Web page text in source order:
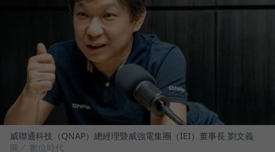
威聯通科技（QNAP）總經理暨威強電集團（IEI）董事長 劉文義
圖／ 數位時代